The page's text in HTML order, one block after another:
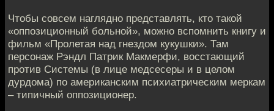
Чтобы совсем наглядно представлять, кто такой
«оппозиционный больной», можно вспомнить книгу и
фильм «Пролетая над гнездом кукушки». Там
персонаж Рэндл Патрик Макмерфи, восстающий
против Системы (в лице медсесеры и в целом
дурдома) по американским психиатрическим меркам
– типичный оппозиционер.